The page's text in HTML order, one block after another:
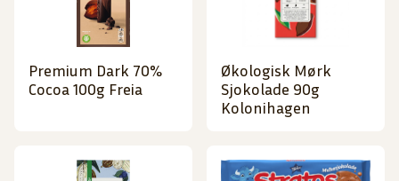
Premium Dark 70%
Cocoa 100g Freia
Økologisk Mørk
Sjokolade 90g
Kolonihagen